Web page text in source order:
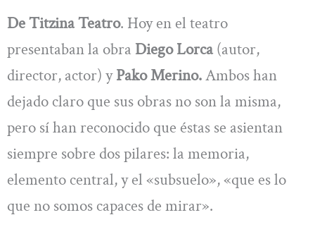
De Titzina Teatro. Hoy en el teatro
presentaban la obra Diego Lorca(autor,
director, actor) yPako Merino.Ambos han
dejado claro que sus obras no son la misma,
pero sí han reconocido que éstas se asientan
siempre sobre dos pilares: la memoria,
elemento central, y el «subsuelo», «que es lo
que no somos capaces de mirar».